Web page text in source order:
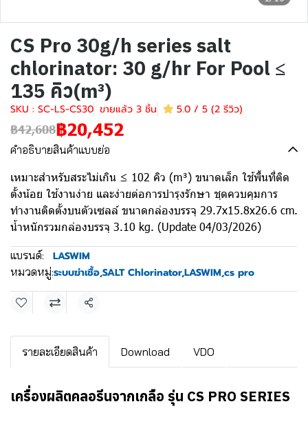
CS Pro 30g/h series salt
chlorinator: 30 g/hr For Pool ≤
135 คิว(m³)
SKU : SC-LS-CS30 ขายแล้ว 3 ชิ้น 5.0 / 5 (2 รีวิว)
฿42,608฿20,452
คำอธิบายสินค้าแบบย่อ
เหมาะสำหรับสระไม่เกิน ≤ 102 คิว (m³) ขนาดเล็ก ใช้พื้นที่ติด
ตั้งน้อย ใช้งานง่าย และง่ายต่อการบำรุงรักษา ชุดควบคุมการ
ทำงานติดตั้งบนตัวเซลล์ ขนาดกล่องบรรจุ 29.7x15.8x26.6 cm.
น้ำหนักรวมกล่องบรรจุ 3.10 kg. (Update 04/03/2026)
แบรนด์: LASWIM
หมวดหมู่:ระบบฆ่าเชื้อ,SALT Chlorinator,LASWIM,cs pro
แชร์
รายละเอียดสินค้า Download VDO
เครื่องผลิตคลอรีนจากเกลือ รุ่น CS PRO SERIES